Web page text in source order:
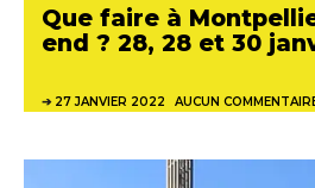
Que faire à
end ? 28, 28 et 30
27 JANVIER 2022 AUCUN